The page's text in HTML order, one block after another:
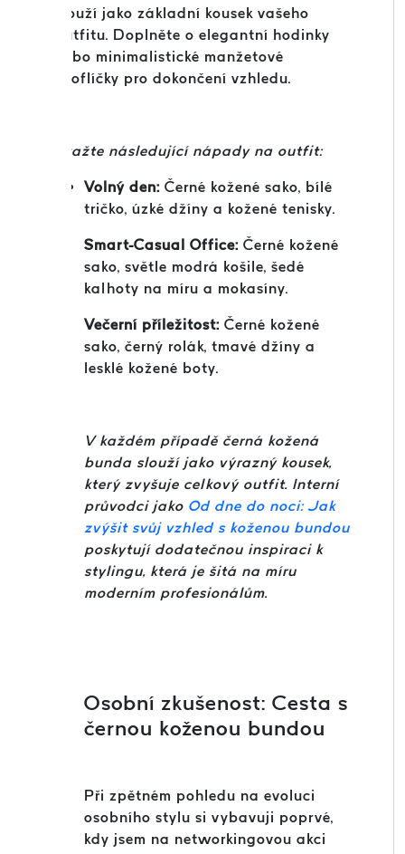
slouží jako základní kousek vašeho
outfitu. Doplněte o elegantní hodinky
nebo minimalistické manžetové
knoflíčky pro dokončení vzhledu.
Zvažte následující nápady na outfit:
Volný den: Černé kožené sako, bílé
tričko, úzké džíny a kožené tenisky.
Smart-Casual Office: Černé kožené
sako, světle modrá košile, šedé
kalhoty na míru a mokasíny.
Večerní příležitost: Černé kožené
sako, černý rolák, tmavé džíny a
lesklé kožené boty.
V každém případě černá kožená
bunda slouží jako výrazný kousek,
který zvyšuje celkový outfit. Interní
průvodci jako Od dne do noci: Jak
zvýšit svůj vzhled s koženou bundou
poskytují dodatečnou inspiraci k
stylingu, která je šitá na míru
moderním profesionálům.
Osobní zkušenost: Cesta s
černou koženou bundou
Při zpětném pohledu na evoluci
osobního stylu si vybavuji poprvé,
kdy jsem na networkingovou akci